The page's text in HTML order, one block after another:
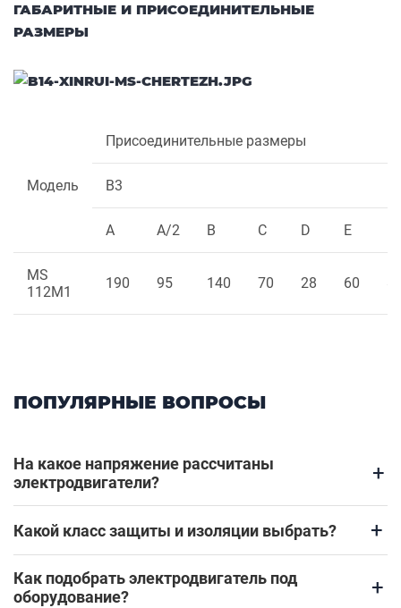
ГАБАРИТНЫЕ И ПРИСОЕДИНИТЕЛЬНЫЕ
РАЗМЕРЫ
Модель
Присоединительные размеры
B3
A A/2 B C D E
MS
112M1
190 95 140 70 28 60
ПОПУЛЯРНЫЕ ВОПРОСЫ
На какое напряжение рассчитаны
электродвигатели?
+
Какой класс защиты и изоляции выбрать? +
Как подобрать электродвигатель под
оборудование?
+